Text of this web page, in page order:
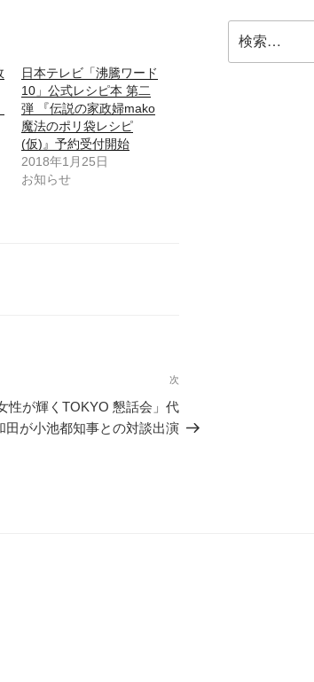
日本テレビ「沸騰ワード
10」公式レシピ本 第二
弾 『伝説の家政婦mako
魔法のポリ袋レシピ
(仮)』予約受付開始
2018年1月25日
お知らせ
投
次
性が輝くTOKYO 懇話会」代
田が小池都知事との対談出演
索: